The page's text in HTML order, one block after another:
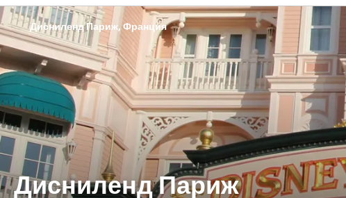
Дисниленд Париж
Дисниленд Париж, Франция